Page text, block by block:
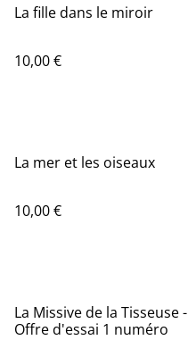
La fille dans le miroir
10,00 €
La mer et les oiseaux
10,00 €
%
La Missive de la Tisseuse -
Offre d'essai 1 numéro